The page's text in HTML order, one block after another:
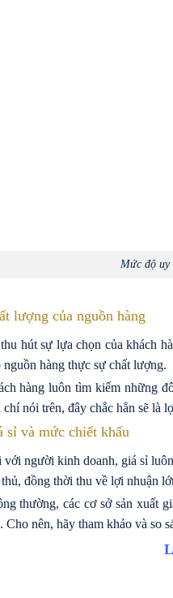
Mức độ uy
lượng của nguồn hàng
hút sự lựa chọn của khách
nguồn hàng thực sự chất lượng.
hàng luôn tìm kiếm những
chí nói trên, đây chắc hẳn sẽ là
sỉ và mức chiết khấu
người kinh doanh, giá sỉ
đồng thời thu về lợi nhuận
thường, các cơ sở sản xuất
Cho nên, hãy tham khảo và so